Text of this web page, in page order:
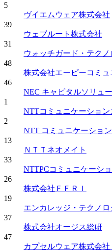
5
ヴイエムウェア株式会社
39
ウェブルート株式会社
31
ウォッチガード・テク
48
株式会社エーピーコミ
46
NEC キャピタルソリュ
1
NTTコミュニケーショ
2
NTT コミュニケーショ
13
ＮＴＴネオメイト
33
NTTPCコミュニケーシ
26
株式会社ＦＦＲＩ
19
エンカレッジ・テクノ
37
株式会社オージス総研
47
カプセルウェア株式会